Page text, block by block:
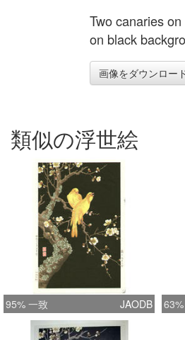
Two canaries
on black
画像をダウンロー
類似の浮世絵
95% 一致 JAODB